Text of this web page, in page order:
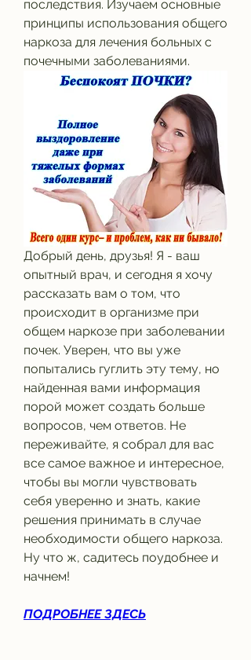
последствия. Изучаем основные
принципы использования общего
наркоза для лечения больных с
почечными заболеваниями.
Добрый день, друзья! Я - ваш
опытный врач, и сегодня я хочу
рассказать вам о том, что
происходит в организме при
общем наркозе при заболевании
почек. Уверен, что вы уже
попытались гуглить эту тему, но
найденная вами информация
порой может создать больше
вопросов, чем ответов. Не
переживайте, я собрал для вас
все самое важное и интересное,
чтобы вы могли чувствовать
себя уверенно и знать, какие
решения принимать в случае
необходимости общего наркоза.
Ну что ж, садитесь поудобнее и
начнем!
ПОДРОБНЕЕ ЗДЕСЬ